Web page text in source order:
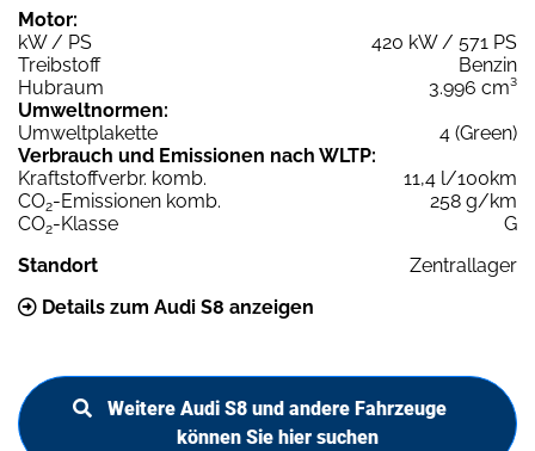
Motor:
kW / PS
420 kW / 571 PS
Treibstoff
Benzin
Hubraum
3.996 cm³
Umweltnormen:
Umweltplakette
4 (Green)
Verbrauch und Emissionen nach WLTP:
Kraftstoffverbr. komb.
11,4 l/100km
CO2-Emissionen komb.
258 g/km
CO2-Klasse
G
Standort
Zentrallager
Details zum Audi S8 anzeigen
Weitere Audi S8 und andere Fahrzeuge
können Sie hier suchen